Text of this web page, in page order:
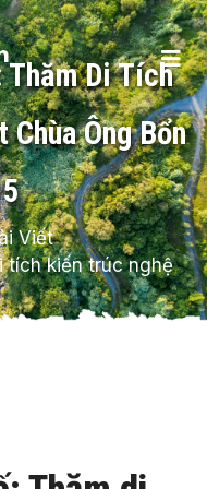
Thăm Di Tích
Ông Bổn
Viết
tích kiến trúc nghệ